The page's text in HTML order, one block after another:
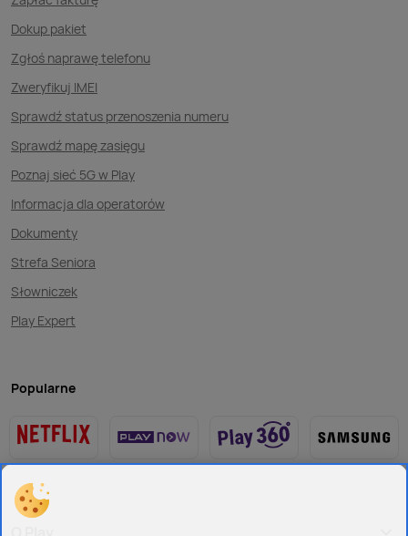
Dokup pakiet
Zgłoś naprawę telefonu
Zweryfikuj IMEI
Sprawdź status przenoszenia numeru
Sprawdź mapę zasięgu
Poznaj sieć 5G w Play
Informacja dla operatorów
Dokumenty
Strefa Seniora
Słowniczek
Play Expert
Popularne